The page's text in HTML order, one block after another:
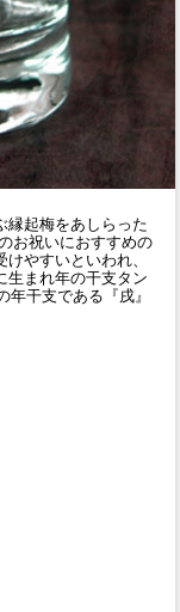
縁起梅をあしらった
お祝いにおすすめの
やすいといわれ、
生まれ年の干支タン
干支である『戌』